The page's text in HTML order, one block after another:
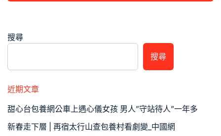
搜尋
搜尋
近期文章
甜心台包養網公車上遇心儀女孩 男人”守站待人”一年多
新春走下層 | 再宿太行山查包養村看劇變_中國網